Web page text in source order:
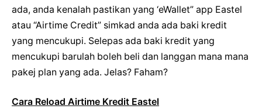
ada, anda kenalah pastikan yang ‘eWallet” app Eastel
atau “Airtime Credit” simkad anda ada baki kredit
yang mencukupi. Selepas ada baki kredit yang
mencukupi barulah boleh beli dan langgan mana mana
pakej plan yang ada. Jelas? Faham?
Cara Reload Airtime Kredit Eastel